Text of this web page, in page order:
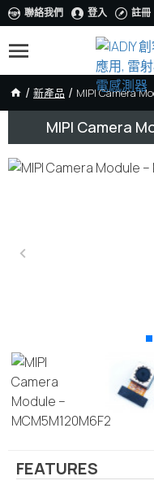
聯絡我們 登入 註冊
新產品 MIPI Camera
MIPI Camera
FEATURES